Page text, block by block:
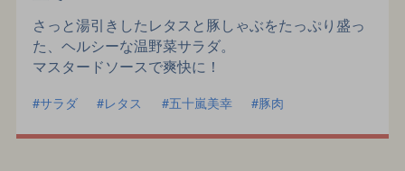
さっと湯引きしたレタスと豚しゃぶをたっぷり盛っ
た、ヘルシーな温野菜サラダ。
マスタードソースで爽快に！
サラダ レタス 五十嵐美幸 豚肉